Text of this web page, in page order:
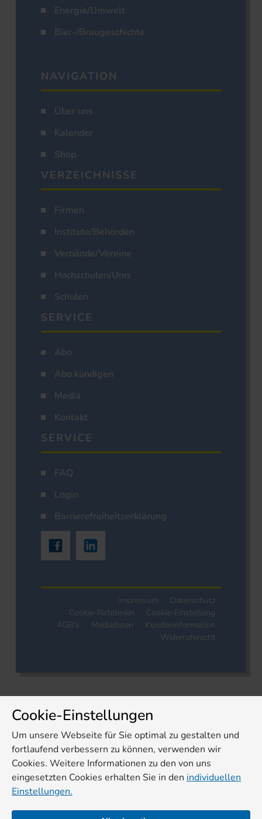
Energie/Umwelt
Bier-/Braugeschichte
NAVIGATION
Über uns
Kalender
Shop
VERZEICHNISSE
Firmen
Institute/Behörden
Verbände/Vereine
Hochschulen/Unis
Schulen
SERVICE
Abo
Abo kündigen
Media
Kontakt
SERVICE
FAQ
Login
Barrierefreiheitserklärung
Impressum
Datenschutz
Cookie-Richtlinien
Cookie-Einstellung
AGB's
Mediadaten
Kundeninformation
Widerrufsrecht
Cookie-Einstellungen
Um unsere Webseite für Sie optimal zu gestalten und
fortlaufend verbessern zu können, verwenden wir
Cookies. Weitere Informationen zu den von uns
eingesetzten Cookies erhalten Sie in den individuellen
Einstellungen.